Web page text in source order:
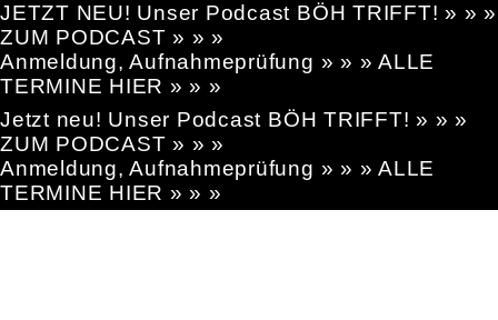
JETZT NEU! Unser Podcast BÖH TRIFFT! » » »
ZUM PODCAST » » »
Anmeldung, Aufnahmeprüfung » » » ALLE
TERMINE HIER » » »
Jetzt neu! Unser Podcast BÖH TRIFFT! » » »
ZUM PODCAST » » »
Anmeldung, Aufnahmeprüfung » » » ALLE
TERMINE HIER » » »